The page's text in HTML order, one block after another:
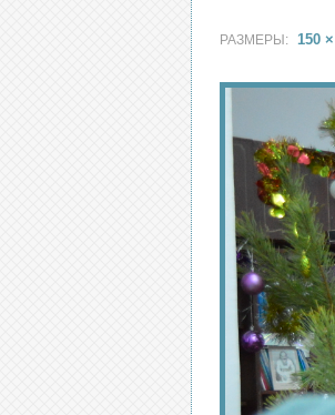
РАЗМЕРЫ: 150